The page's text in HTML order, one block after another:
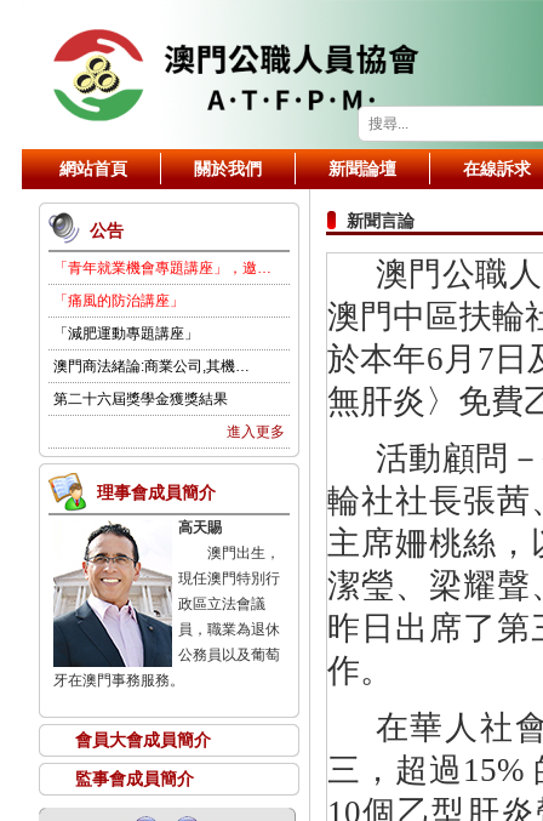
網站首頁 關於我們 新聞論壇 在線訴求
公告
「青年就業機會專題講座」，邀…
「痛風的防治講座」
「減肥運動專題講座」
澳門商法緒論:商業公司,其機…
第二十六屆獎學金獲獎結果
進入更多
理事會成員簡介
高天賜
澳門出生，
現任澳門特別行
政區立法會議
員，職業為退休
公務員以及葡萄
牙在澳門事務服務。
會員大會成員簡介
監事會成員簡介
新聞言論
澳門公職
澳門中區扶輪
於本年6月 7 日
無肝炎〉 免費
活動顧問－
輪社社長張茜
主席姍桃絲，
潔瑩、梁耀聲
昨日出席了
作。
在華人社
三，超過 15%
10個乙型肝